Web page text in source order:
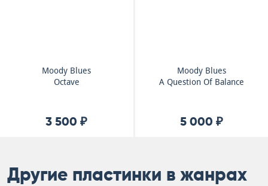
Moody Blues
Octave
3 500 ₽
Moody Blues
A Question Of Balance
5 000 ₽
Другие пластинки в жанрах